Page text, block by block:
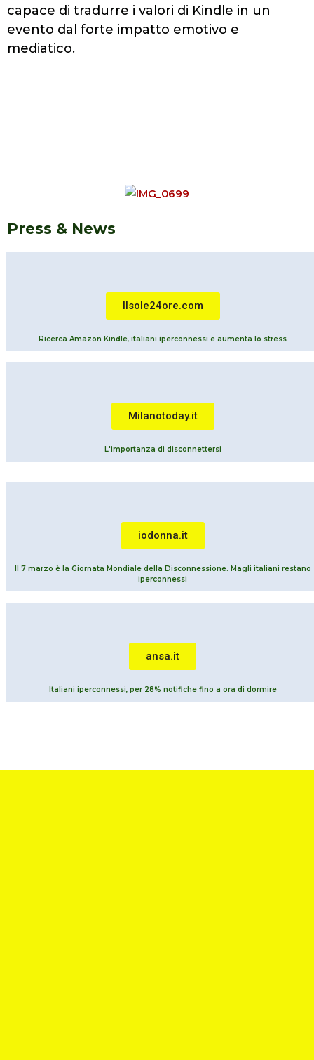
capace di tradurre i valori di Kindle in un
evento dal forte impatto emotivo e
mediatico.
Press & News
Ilsole24ore.com
Ricerca Amazon Kindle, italiani iperconnessi e aumenta lo stress
Milanotoday.it
L'importanza di disconnettersi
iodonna.it
Il 7 marzo è la Giornata Mondiale della Disconnessione. Magli italiani restano
iperconnessi
ansa.it
Italiani iperconnessi, per 28% notifiche fino a ora di dormire